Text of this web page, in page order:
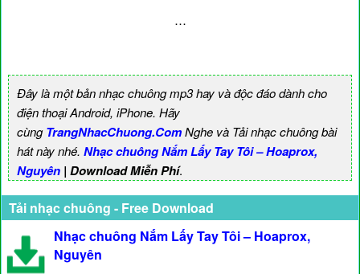
…
Đây là một bản nhạc chuông mp3 hay và độc đáo dành cho
điện thoại Android, iPhone. Hãy
cùngTrangNhacChuong.ComNghe và Tải nhạc chuông bài
hát này nhé. Nhạc chuông Nắm Lấy Tay Tôi – Hoaprox,
Nguyên | Download Miễn Phí.
Tải nhạc chuông - Free Download
Nhạc chuông Nắm Lấy Tay Tôi – Hoaprox,
Nguyên